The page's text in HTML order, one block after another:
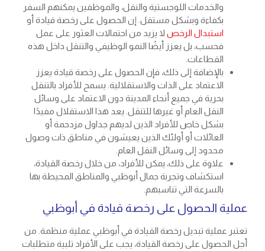
والخدمات اللوجستية والنقل، والموظفين يمكنهم السفر
بكفاءة وبشكل مستقل. إن الحصول على رخصة قيادة أو
استبدال الرخص لا يزيد من احتمالات العثور على عمل
فحسب، بل يعزز أيضًا النمو الوظيفي والتنقل داخل هذه
القطاعات.
بالإضافة إلى ذلك، فإن الحصول على رخصة قيادة يعزز
الاعتماد على الذات والاستقلالية. يسمح للأفراد بالتنقل
بحرية في جميع أنحاء المدينة دون الاعتماد على وسائل
النقل العام أو غيرها للتنقل. يعد هذا الاستقلال مفيدًا
بشكل خاص للأفراد الذين لديهم جداول مزدحمة أو
العائلات أو أولئك الذين يعيشون في مناطق ذات وصول
محدود إلى وسائل النقل العام.
علاوة على ذلك، يمكن للأفراد، من خلال رخصة القيادة،
استكشاف وتجربة جمال أبوظبي والمناطق المحيطة بها
بالسرعة التي تناسبهم.
عملية الحصول على رخصة قيادة في أبوظبي
تعتبر عملية تبديل رخصة القيادة في أبوظبي عملية منظمة. من
أجل الحصول على رخصة القيادة، يجب على الأفراد تلبية متطلبات